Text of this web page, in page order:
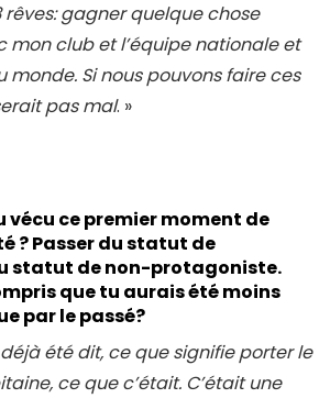
gagner quelque chose
mon club et l’équipe nationale et
monde. Si nous pouvons faire ces
pas mal. »
ce premier moment de
? Passer du statut de
statut de non-protagoniste.
que tu aurais été moins
par le passé?
été dit, ce que signifie porter le
ce que c’était. C’était une